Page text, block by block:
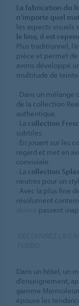
La fabrication du
n’importe quel
les aspects visuels
le lino, il est
Plus traditionnel,
pièce et permet de
avons développé
multitude de
· Dans un
de la collection
authentique.
· La collection
subtiles.
· En jouant sur les
regard et met en
conviviale.
· La collection
neutres pour un
· Avec la plus fine
résolument
passent
Dans un hôtel, un
d’enseignement,
gamme
épouse les